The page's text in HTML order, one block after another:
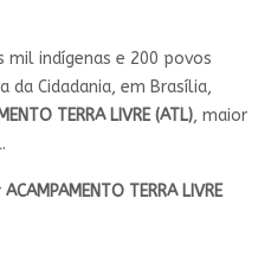
mil indígenas e 200 povos
da Cidadania, em Brasília,
TERRA LIVRE (ATL), maior
ACAMPAMENTO TERRA LIVRE